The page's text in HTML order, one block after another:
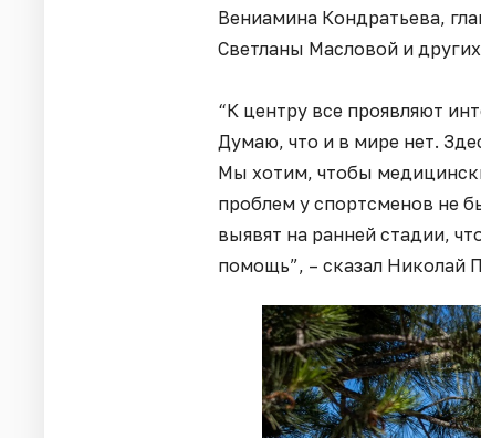
Вениамина Кондратьева,
Светланы Масловой и
“К центру все проявляют
Думаю, что и в мире нет.
Мы хотим, чтобы
проблем у спортсменов не
выявят на ранней стадии,
помощь”, – сказал Николай